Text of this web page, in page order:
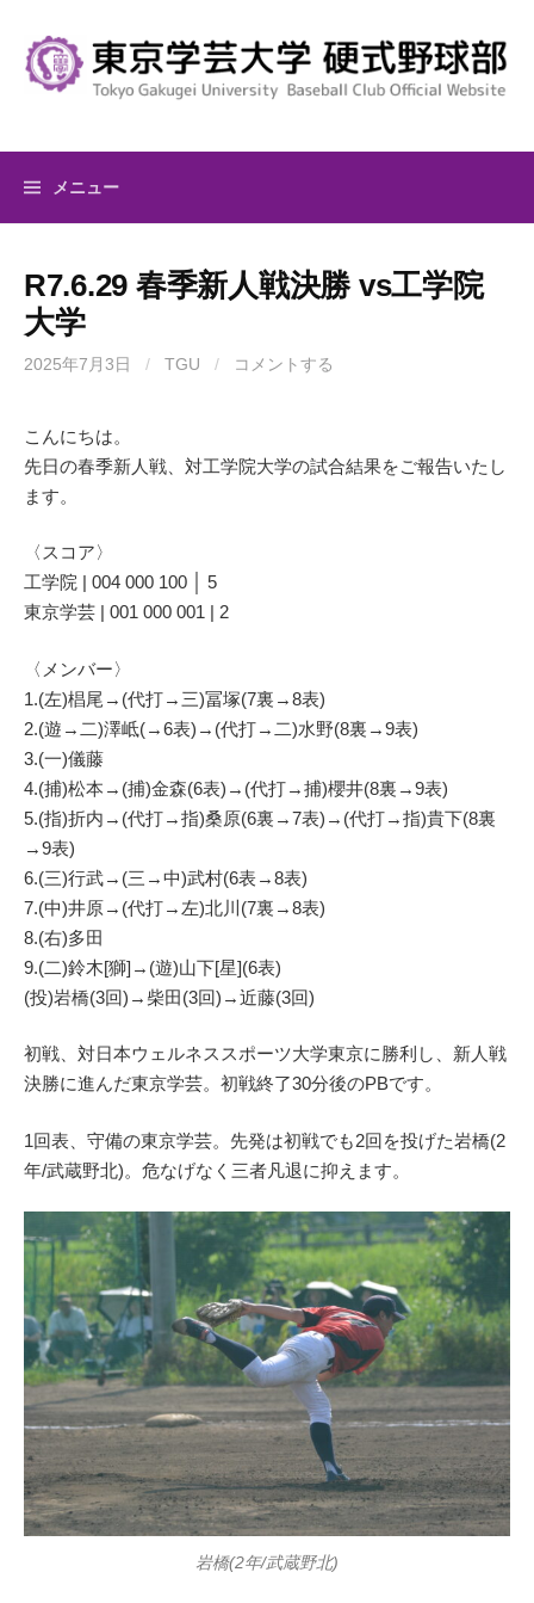
キ
メニュー
R7.6.29 春季新人戦決勝 vs工学院
大学
2025年7月3日 / TGU / コメントする
こんにちは。
先日の春季新人戦、対工学院大学の試合結果をご報告いたし
ます。
〈スコア〉
工学院 | 004 000 100 │ 5
東京学芸 | 001 000 001 | 2
〈メンバー〉
1.(左)椙尾→(代打→三)冨塚(7裏→8表)
2.(遊→二)澤岻(→6表)→(代打→二)水野(8裏→9表)
3.(一)儀藤
4.(捕)松本→(捕)金森(6表)→(代打→捕)櫻井(8裏→9表)
5.(指)折内→(代打→指)桑原(6裏→7表)→(代打→指)貴下(8裏
→9表)
6.(三)行武→(三→中)武村(6表→8表)
7.(中)井原→(代打→左)北川(7裏→8表)
8.(右)多田
9.(二)鈴木[獅]→(遊)山下[星](6表)
(投)岩橋(3回)→柴田(3回)→近藤(3回)
初戦、対日本ウェルネススポーツ大学東京に勝利し、新人戦
決勝に進んだ東京学芸。初戦終了30分後のPBです。
1回表、守備の東京学芸。先発は初戦でも2回を投げた岩橋(2
年/武蔵野北)。危なげなく三者凡退に抑えます。
岩橋(2年/武蔵野北)